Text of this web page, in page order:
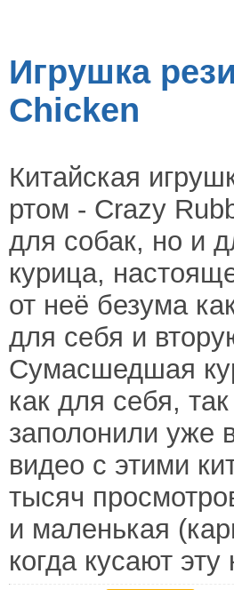
Игрушка
Chicken
Китайская
ртом - Crazy
для собак, но и
курица,
от неё безума
для себя и
Сумасшедшая
как для себя,
заполонили уже
видео с этими
тысяч
и маленькая
когда кусают